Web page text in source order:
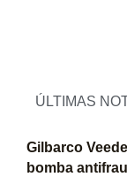
ÚLTIMAS
Gilbarco
bomba